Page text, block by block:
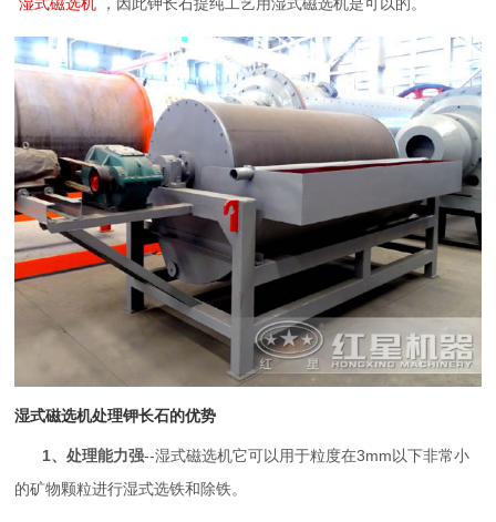
湿式磁选机处理钾长石的优势
1、处理能力强--湿式磁选机它可以用于粒度在3mm以下非常小
的矿物颗粒进行湿式选铁和除铁。